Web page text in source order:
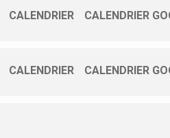
CALENDRIER CALENDRIER
CALENDRIER CALENDRIER